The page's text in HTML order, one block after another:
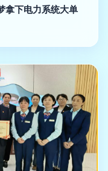
拿下电力系统大单